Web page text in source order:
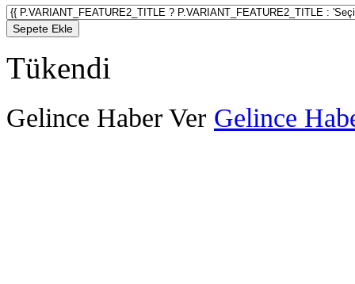
Sepete Ekle
Tükendi
Gelince Haber Ver Gelince